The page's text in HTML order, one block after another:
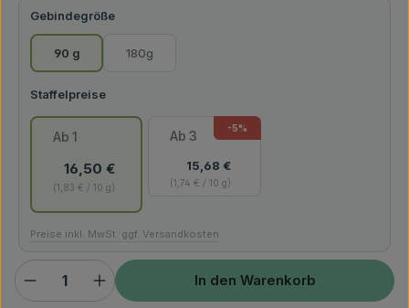
Gebindegrößeauswählen
90 g 180g
Ab 1
16,50 €
1,83 € / 10 g
Ab 3 -5%
15,68 €
1,74 € / 10 g
Preise inkl. MwSt. ggf. Versandkosten
Produkt Anzahl: Gib den gewünschten Wert ein
In den Warenkorb